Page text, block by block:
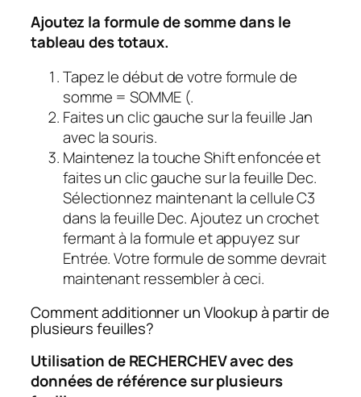
Ajoutez la formule de somme dans le
tableau des totaux.
Tapez le début de votre formule de
somme = SOMME (.
Faites un clic gauche sur la feuille Jan
avec la souris.
Maintenez la touche Shift enfoncée et
faites un clic gauche sur la feuille Dec.
Sélectionnez maintenant la cellule C3
dans la feuille Dec. Ajoutez un crochet
fermant à la formule et appuyez sur
Entrée. Votre formule de somme devrait
maintenant ressembler à ceci.
Comment additionner un Vlookup à partir de
plusieurs feuilles?
Utilisation de RECHERCHEV avec des
données de référence sur plusieurs